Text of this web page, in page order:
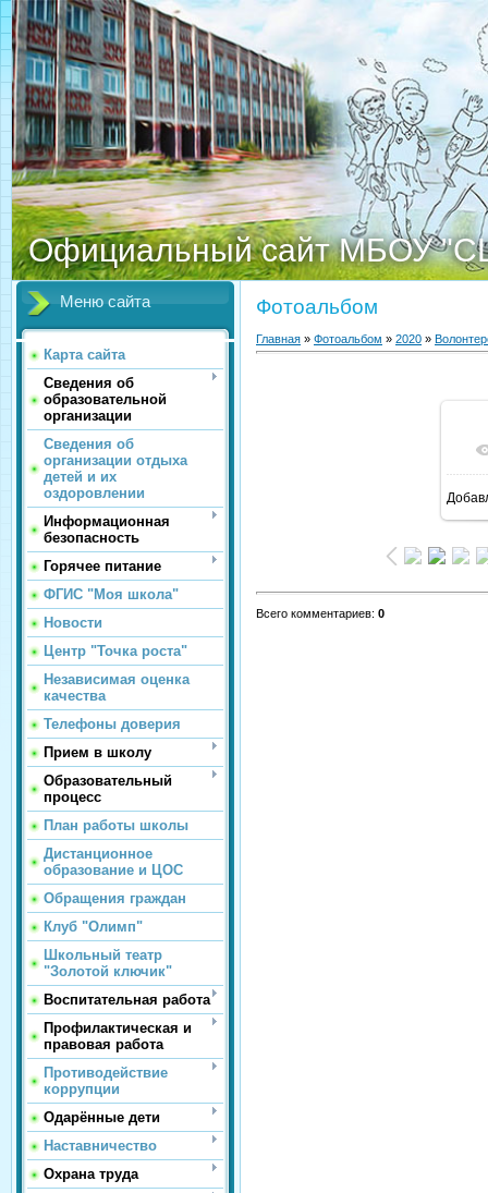
Официальный сайт МБОУ
Меню сайта
Карта сайта
Сведения об
образовательной
организации
Сведения об
организации отдыха
детей и их
оздоровлении
Информационная
безопасность
Горячее питание
ФГИС "Моя школа"
Новости
Центр "Точка роста"
Независимая оценка
качества
Телефоны доверия
Прием в школу
Образовательный
процесс
План работы школы
Дистанционное
образование и ЦОС
Обращения граждан
Клуб "Олимп"
Школьный театр
"Золотой ключик"
Воспитательная работа
Профилактическая и
правовая работа
Противодействие
коррупции
Одарённые дети
Наставничество
Охрана труда
Фотоальбом
Главная » Фотоальбом » 2020 »
Всего комментариев: 0